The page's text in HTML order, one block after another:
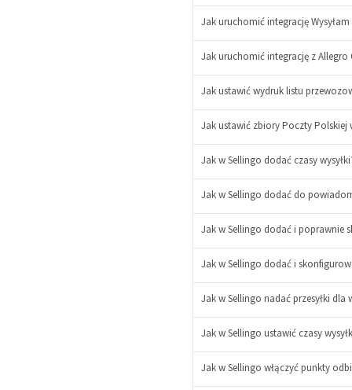
+
Jak uruchomić integrację
Jak uruchomić integrację z Allegro
Jak ustawić wydruk listu
Jak ustawić zbiory Poczty Polskiej
Jak w Sellingo dodać czasy
Jak w Sellingo dodać do
Jak w Sellingo dodać i poprawnie
Jak w Sellingo dodać i
Jak w Sellingo nadać przesyłki
Jak w Sellingo ustawić czasy
Jak w Sellingo włączyć punkty